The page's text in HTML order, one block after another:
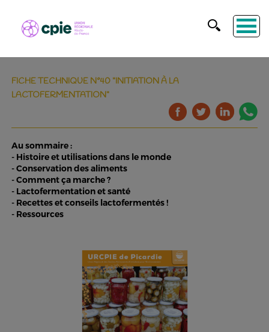
FICHE TECHNIQUE N°40 "INITIATION À LA
LACTOFERMENTATION"
Au sommaire :
- Histoire et utilisations dans le monde
- Conservation des aliments
- Comment ça marche ?
- Lactofermentation et santé
- Recettes et conseils lactofermentés !
- Ressources